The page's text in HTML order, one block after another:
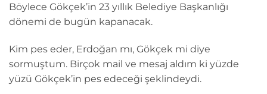
Böylece Gökçek’in 23 yıllık Belediye Başkanlığı
dönemi de bugün kapanacak.
Kim pes eder, Erdoğan mı, Gökçek mi diye
sormuştum. Birçok mail ve mesaj aldım ki yüzde
yüzü Gökçek’in pes edeceği şeklindeydi.